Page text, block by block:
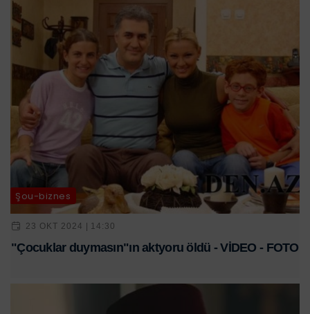
Şou-biznes
23 OKT 2024 | 14:30
"Çocuklar duymasın"ın aktyoru öldü - VİDEO - FOTO